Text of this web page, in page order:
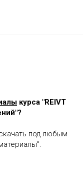
курса "REIVT
под любым